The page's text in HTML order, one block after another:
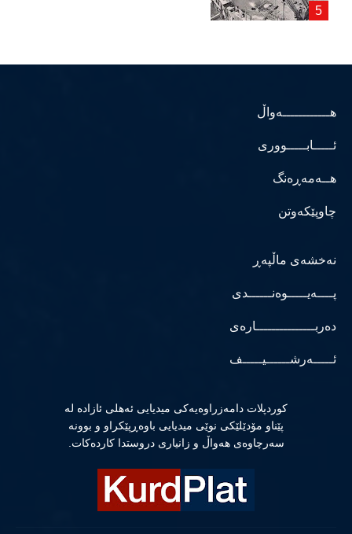
هــــــــــــەواڵ
ئـــــابـــــووری
هــەمەڕەنگ
چاوپێکەوتن
نەخشەی ماڵپەڕ
پــــەیـــــوەنــــــدی
دەربـــــــــــــــارەی
ئـــــەرشــــــیـــــف
كوردپلات دامەزراوەیەكی میدیایی ئەهلی ئازادە لە
پێناو مۆدێلێكی نوێی میدیایی باوەڕپێكراو و بوونە
سەرچاوەی هەواڵ و زانیاری دروستدا كاردەكات.